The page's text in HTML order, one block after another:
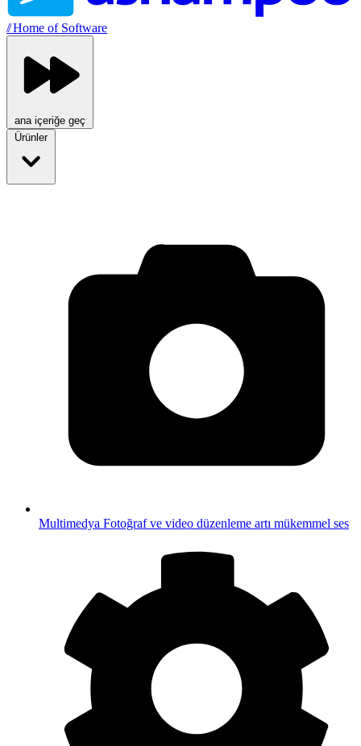
//Home of Software
ana içeriğe geç
Ürünler
Multimedya Fotoğraf ve video düzenleme artı mükemmel ses